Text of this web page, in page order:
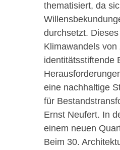
thematisiert, da
durchsetzt.
Klimawandels
identitätsstiftende
eine nachhaltige
für
Ernst Neufert. In
einem neuen
Beim 30.